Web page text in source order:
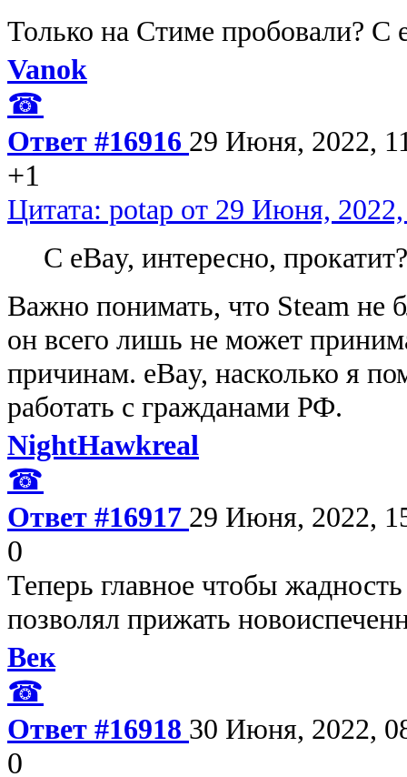
Только на Стиме пробовали? С
Vanok
☎
Ответ #16916 29 Июня, 2022,
+1
Цитата: potap от 29 Июня,
С eBay, интересно, прокатит?
Важно понимать, что Steam не
он всего лишь не может
причинам. eBay, насколько я
работать с гражданами РФ.
NightHawkreal
☎
Ответ #16917 29 Июня, 2022,
0
Теперь главное чтобы
позволял прижать
Век
☎
Ответ #16918 30 Июня, 2022,
0